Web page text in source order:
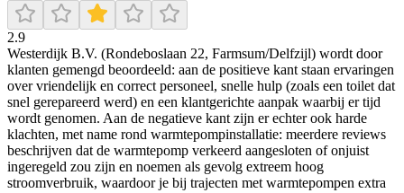
2.9
Westerdijk B.V. (Rondeboslaan 22, Farmsum/Delfzijl) wordt door
klanten gemengd beoordeeld: aan de positieve kant staan ervaringen
over vriendelijk en correct personeel, snelle hulp (zoals een toilet dat
snel gerepareerd werd) en een klantgerichte aanpak waarbij er tijd
wordt genomen. Aan de negatieve kant zijn er echter ook harde
klachten, met name rond warmtepompinstallatie: meerdere reviews
beschrijven dat de warmtepomp verkeerd aangesloten of onjuist
ingeregeld zou zijn en noemen als gevolg extreem hoog
stroomverbruik, waardoor je bij trajecten met warmtepompen extra